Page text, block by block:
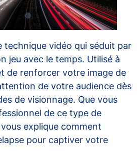
technique vidéo qui séduit par
jeu avec le temps. Utilisé à
de renforcer votre image de
de votre audience dès
de visionnage. Que vous
de ce type de
explique comment
pour captiver votre